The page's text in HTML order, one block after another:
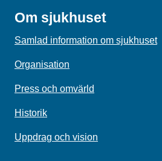
Om sjukhuset
Samlad information om sjukhuset
Organisation
Press och omvärld
Historik
Uppdrag och vision